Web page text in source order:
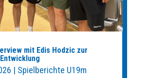
mit Edis Hodzic zur
| Spielberichte U19m